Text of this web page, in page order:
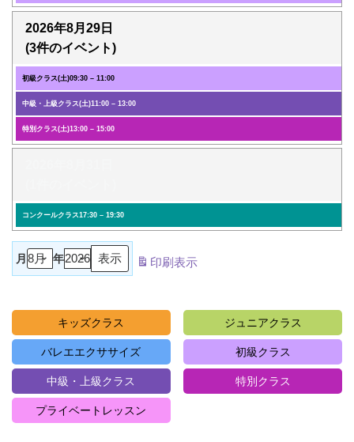
2026年8月29日
(3件のイベント)
初級クラス(土)09:30 – 11:00
中級・上級クラス(土)11:00 – 13:00
特別クラス(土)13:00 – 15:00
コンクールクラス17:30 – 19:30
月 年 印刷表示
キッズクラス ジュニアクラス
バレエエクササイズ 初級クラス
中級・上級クラス 特別クラス
プライベートレッスン